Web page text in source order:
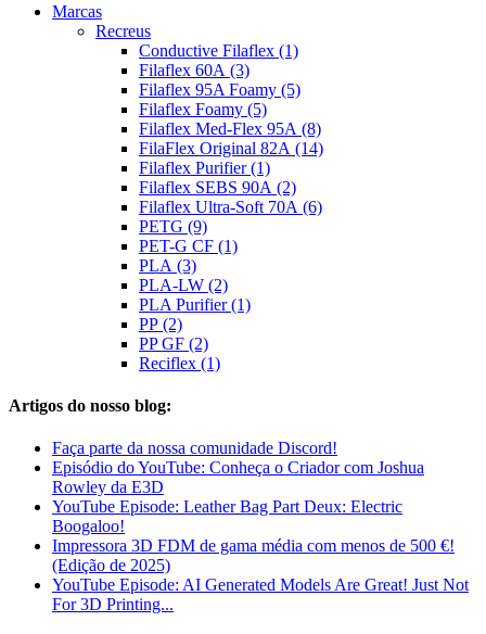
Marcas
Recreus
Conductive Filaflex (1)
Filaflex 60A (3)
Filaflex 95A Foamy (5)
Filaflex Foamy (5)
Filaflex Med-Flex 95A (8)
FilaFlex Original 82A (14)
Filaflex Purifier (1)
Filaflex SEBS 90A (2)
Filaflex Ultra-Soft 70A (6)
PETG (9)
PET-G CF (1)
PLA (3)
PLA-LW (2)
PLA Purifier (1)
PP (2)
PP GF (2)
Reciflex (1)
Artigos do nosso blog:
Faça parte da nossa comunidade Discord!
Episódio do YouTube: Conheça o Criador com Joshua
Rowley da E3D
YouTube Episode: Leather Bag Part Deux: Electric
Boogaloo!
Impressora 3D FDM de gama média com menos de 500 €!
(Edição de 2025)
YouTube Episode: AI Generated Models Are Great! Just Not
For 3D Printing...